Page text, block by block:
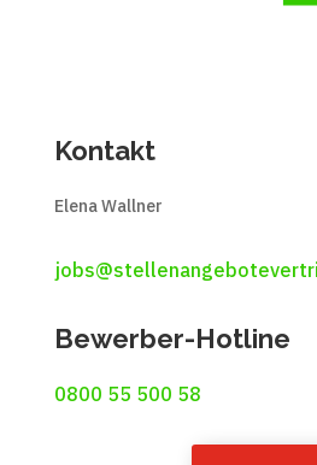
Kontakt
Elena Wallner
Bewerber-Hotline
0800 55 500 58